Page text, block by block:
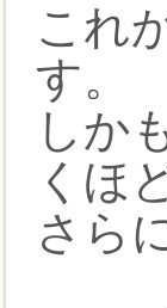
これ
す。
しか
くほ
さら